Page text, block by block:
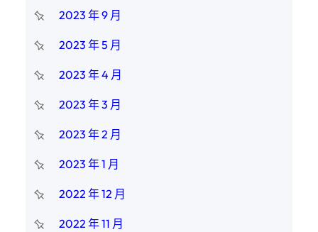
2023 年 9 月
2023 年 5 月
2023 年 4 月
2023 年 3 月
2023 年 2 月
2023 年 1 月
2022 年 12 月
2022 年 11 月